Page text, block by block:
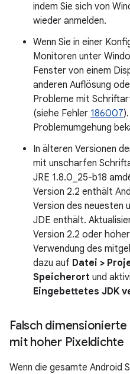
indem Sie sich von
wieder anmelden.
Wenn Sie in einer
Monitoren unter
Fenster von einem
anderen Auflösung
Probleme mit
(siehe Fehler 186007
Problemumgehung
In älteren Versionen
mit unscharfen
JRE 1.8.0_25-b18
Version 2.2 enthält
Version des neuesten
JDE enthält.
Version 2.2 oder
Verwendung des
dazu auf Datei >
Speicherort und
Eingebettetes JDK
Falsch
mit hoher Pixeldichte
Wenn die gesamte Android